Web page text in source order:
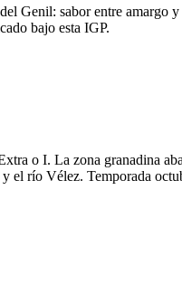
Genil: sabor entre
bajo esta IGP.
o I. La zona granadina
el río Vélez. Temporada